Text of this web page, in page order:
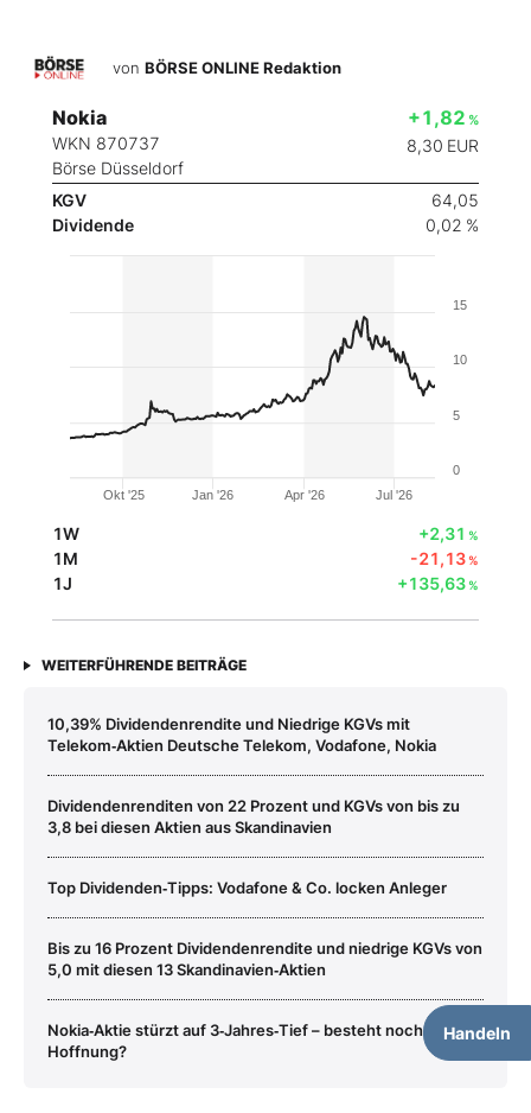
von BÖRSE ONLINE Redaktion
Nokia
WKN 870737
Börse Düsseldorf
+1,82 %
8,30 EUR
KGV
64,05
Dividende
0,02 %
Handeln
Okt '25 Jan '26 Apr '26 Jul '26
0
5
10
15
1W +2,31 %
1M -21,13%
1J +135,63%
WEITERFÜHRENDE BEITRÄGE
10,39% Dividendenrendite und Niedrige KGVs mit
Telekom‑Aktien Deutsche Telekom, Vodafone, Nokia
Dividendenrenditen von 22 Prozent und KGVs von bis zu
3,8 bei diesen Aktien aus Skandinavien
Top Dividenden‑Tipps: Vodafone & Co. locken Anleger
Bis zu 16 Prozent Dividendenrendite und niedrige KGVs von
5,0 mit diesen 13 Skandinavien‑Aktien
Nokia‑Aktie stürzt auf 3‑Jahres‑Tief – besteht noch
Hoffnung?